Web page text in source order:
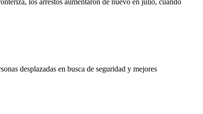
los arrestos aumentaron de nuevo en julio, cuando
desplazadas en busca de seguridad y mejores